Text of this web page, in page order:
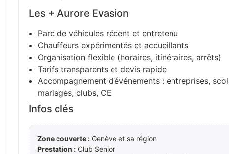
Les + Aurore Evasion
Parc de véhicules récent et entretenu
Chauffeurs expérimentés et accueillants
Organisation flexible (horaires, itinéraires, arrêts)
Tarifs transparents et devis rapide
Accompagnement d’événements : entreprises,
mariages, clubs, CE
Infos clés
Zone couverte : Genève et sa région
Prestation : Club Senior